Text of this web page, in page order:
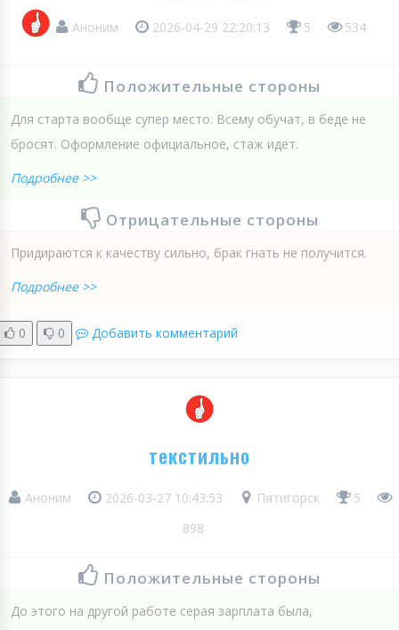
Аноним 2026-04-29 22:20:13 5 534
Положительные стороны
Для старта вообще супер место. Всему обучат, в беде не
бросят. Оформление официальное, стаж идет.
Подробнее >>
Отрицательные стороны
Придираются к качеству сильно, брак гнать не получится.
Подробнее >>
0 0 Добавить комментарий
текстильно
Аноним 2026-03-27 10:43:53 Пятигорск
5
898
Положительные стороны
До этого на другой работе серая зарплата была,